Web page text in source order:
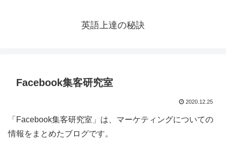
英語上達の秘訣
Facebook集客研究室
2020.12.25
「Facebook集客研究室」は、マーケティングについての
情報をまとめたブログです。